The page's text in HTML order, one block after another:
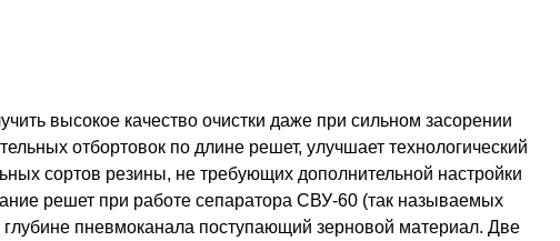
высокое качество очистки даже при сильном засорении
отбортовок по длине решет, улучшает технологический
сортов резины, не требующих дополнительной настройки
решет при работе сепаратора СВУ-60 (так называемых
пневмоканала поступающий зерновой материал. Две